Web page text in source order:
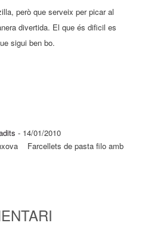
però que serveix per picar al
divertida. El que és dificil es
sigui ben bo.
- 14/01/2010
Farcellets de pasta filo amb